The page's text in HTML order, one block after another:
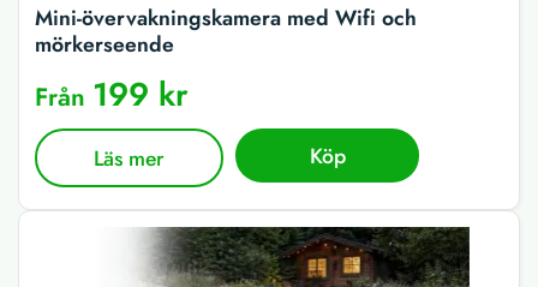
Mini-övervakningskamera med Wifi och
mörkerseende
Från 199 kr
Läs mer Köp